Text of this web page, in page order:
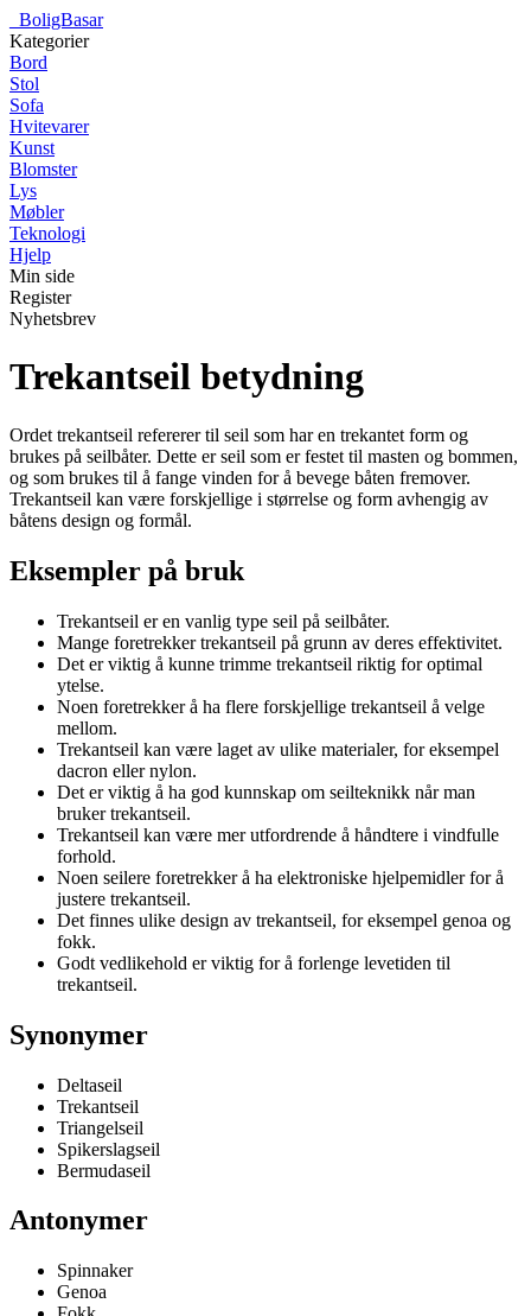
BoligBasar
Kategorier
Bord
Stol
Sofa
Hvitevarer
Kunst
Blomster
Lys
Møbler
Teknologi
Hjelp
Min side
Register
Nyhetsbrev
Trekantseil betydning
Ordet trekantseil refererer til seil som har en trekantet form og
brukes på seilbåter. Dette er seil som er festet til masten og bommen,
og som brukes til å fange vinden for å bevege båten fremover.
Trekantseil kan være forskjellige i størrelse og form avhengig av
båtens design og formål.
Eksempler på bruk
Trekantseil er en vanlig type seil på seilbåter.
Mange foretrekker trekantseil på grunn av deres effektivitet.
Det er viktig å kunne trimme trekantseil riktig for optimal
ytelse.
Noen foretrekker å ha flere forskjellige trekantseil å velge
mellom.
Trekantseil kan være laget av ulike materialer, for eksempel
dacron eller nylon.
Det er viktig å ha god kunnskap om seilteknikk når man
bruker trekantseil.
Trekantseil kan være mer utfordrende å håndtere i vindfulle
forhold.
Noen seilere foretrekker å ha elektroniske hjelpemidler for å
justere trekantseil.
Det finnes ulike design av trekantseil, for eksempel genoa og
fokk.
Godt vedlikehold er viktig for å forlenge levetiden til
trekantseil.
Synonymer
Deltaseil
Trekantseil
Triangelseil
Spikerslagseil
Bermudaseil
Antonymer
Spinnaker
Genoa